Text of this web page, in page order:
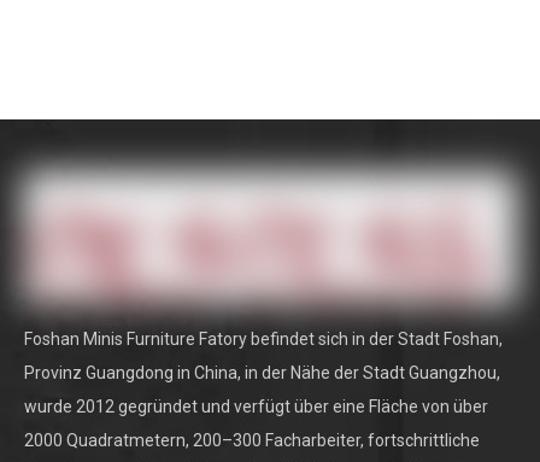
Foshan Minis Furniture Fatory befindet sich in der Stadt Foshan,
Provinz Guangdong in China, in der Nähe der Stadt Guangzhou,
wurde 2012 gegründet und verfügt über eine Fläche von über
2000 Quadratmetern, 200–300 Facharbeiter, fortschrittliche